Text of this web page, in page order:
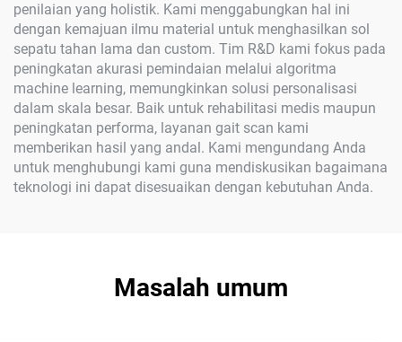
penilaian yang holistik. Kami menggabungkan hal ini
dengan kemajuan ilmu material untuk menghasilkan sol
sepatu tahan lama dan custom. Tim R&D kami fokus pada
peningkatan akurasi pemindaian melalui algoritma
machine learning, memungkinkan solusi personalisasi
dalam skala besar. Baik untuk rehabilitasi medis maupun
peningkatan performa, layanan gait scan kami
memberikan hasil yang andal. Kami mengundang Anda
untuk menghubungi kami guna mendiskusikan bagaimana
teknologi ini dapat disesuaikan dengan kebutuhan Anda.
Masalah umum